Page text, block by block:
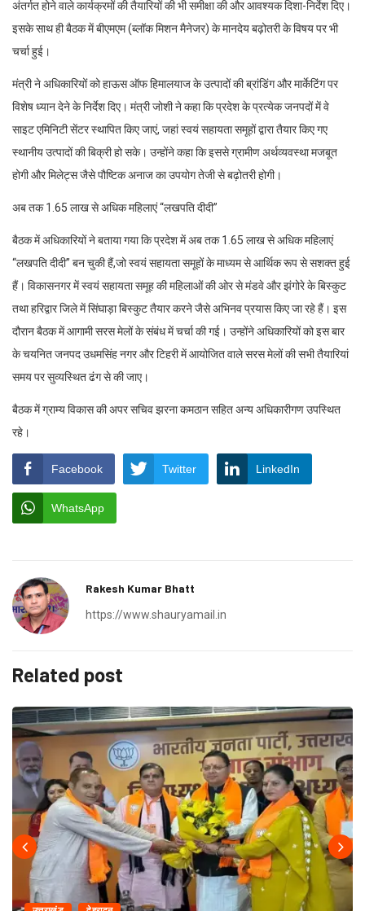
अंतर्गत होने वाले कार्यक्रमों की तैयारियों की भी समीक्षा की और आवश्यक दिशा-निर्देश दिए।
इसके साथ ही बैठक में बीएमएम (ब्लॉक मिशन मैनेजर) के मानदेय बढ़ोतरी के विषय पर भी
चर्चा हुई।
मंत्री ने अधिकारियों को हाऊस ऑफ हिमालयाज के उत्पादों की ब्रांडिंग और मार्केटिंग पर
विशेष ध्यान देने के निर्देश दिए। मंत्री जोशी ने कहा कि प्रदेश के प्रत्येक जनपदों में वे
साइट एमिनिटी सेंटर स्थापित किए जाएं, जहां स्वयं सहायता समूहों द्वारा तैयार किए गए
स्थानीय उत्पादों की बिक्री हो सके। उन्होंने कहा कि इससे ग्रामीण अर्थव्यवस्था मजबूत
होगी और मिलेट्स जैसे पौष्टिक अनाज का उपयोग तेजी से बढ़ोतरी होगी।
अब तक 1.65 लाख से अधिक महिलाएं “लखपति दीदी”
बैठक में अधिकारियों ने बताया गया कि प्रदेश में अब तक 1.65 लाख से अधिक महिलाएं
“लखपति दीदी” बन चुकी हैं,जो स्वयं सहायता समूहों के माध्यम से आर्थिक रूप से सशक्त हुई
हैं। विकासनगर में स्वयं सहायता समूह की महिलाओं की ओर से मंडवे और झंगोरे के बिस्कुट
तथा हरिद्वार जिले में सिंघाड़ा बिस्कुट तैयार करने जैसे अभिनव प्रयास किए जा रहे हैं। इस
दौरान बैठक में आगामी सरस मेलों के संबंध में चर्चा की गई। उन्होंने अधिकारियों को इस बार
के चयनित जनपद उधमसिंह नगर और टिहरी में आयोजित वाले सरस मेलों की सभी तैयारियां
समय पर सुव्यस्थित ढंग से की जाए।
बैठक में ग्राम्य विकास की अपर सचिव झरना कमठान सहित अन्य अधिकारीगण उपस्थित
रहे।
Facebook Twitter LinkedIn
WhatsApp
Rakesh Kumar Bhatt
https://www.shauryamail.in
Related post